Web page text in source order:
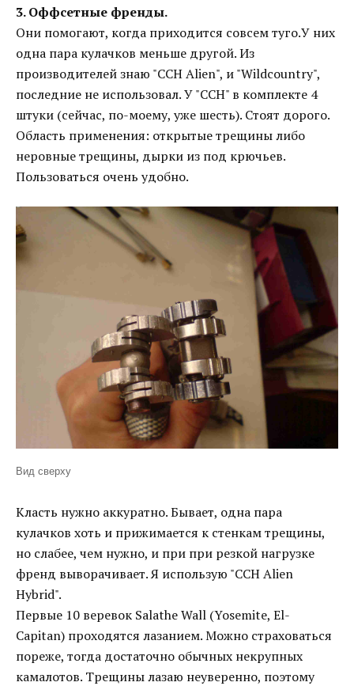
3. Оффсетные френды.
Они помогают, когда приходится совсем туго.У них
одна пара кулачков меньше другой. Из
производителей знаю "CCH Alien", и "Wildcountry",
последние не использовал. У "CCH" в комплекте 4
штуки (сейчас, по-моему, уже шесть). Стоят дорого.
Область применения: открытые трещины либо
неровные трещины, дырки из под крючьев.
Пользоваться очень удобно.
Вид сверху
Класть нужно аккуратно. Бывает, одна пара
кулачков хоть и прижимается к стенкам трещины,
но слабее, чем нужно, и при при резкой нагрузке
френд выворачивает. Я использую "CCH Alien
Hybrid".
Первые 10 веревок Salathe Wall (Yosemite, El-
Capitan) проходятся лазанием. Можно страховаться
пореже, тогда достаточно обычных некрупных
камалотов. Трещины лазаю неуверенно, поэтому